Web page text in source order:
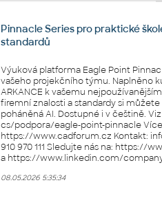
Pinnacle Series pro praktické
standardů
Výuková platforma Eagle Point
vašeho projekčního týmu. Naplněno
ARKANCE k vašemu
firemní znalosti a standardy si
poháněná AI. Dostupné i v češtině.
cs/podpora/eagle-point-pinnacle Více na: https://arkance.world a
https://www.cadforum.cz Kontakt: info.cz@arkance.world - tel. +420
910 970 111 Sledujte nás na: https://www.facebook.com/ArkanceCZ
08.05.2026 5:35:34